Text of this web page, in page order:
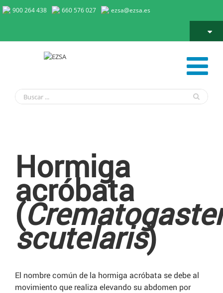
900 264 438 660 576 027 ezsa@ezsa.es
Hormiga
acróbata
(
scutelaris)
El nombre común de la hormiga acróbata se debe al
movimiento que realiza elevando su abdomen por